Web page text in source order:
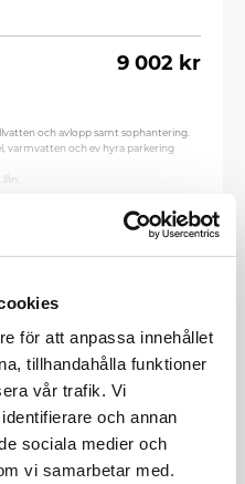
för att anpassa innehållet
tillhandahålla funktioner
vår trafik. Vi
och annan
sociala medier och
vi samarbetar med.
9 002 kr
och avlopp samt sophantering.
varmvatten och ev hyra parkering
bindningstider, per 2024-02-09.
post
44 83